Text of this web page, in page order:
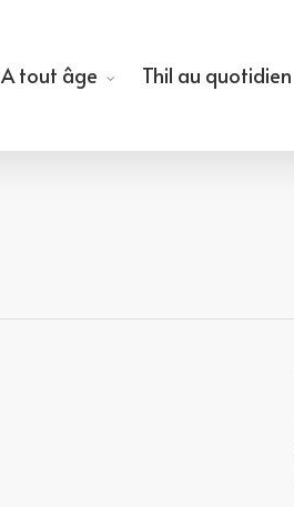
A tout âge Thil au quotidien